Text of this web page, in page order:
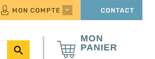
MON COMPTE  CONTACT

MON
PANIER